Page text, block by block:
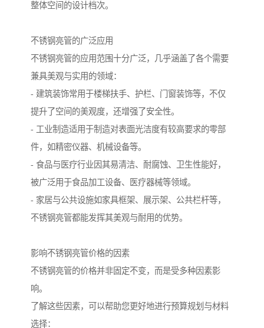
整体空间的设计档次。
不锈钢亮管的广泛应用
不锈钢亮管的应用范围十分广泛，几乎涵盖了各个需要
兼具美观与实用的领域：
- 建筑装饰常用于楼梯扶手、护栏、门窗装饰等，不仅
提升了空间的美观度，还增强了安全性。
- 工业制造适用于制造对表面光洁度有较高要求的零部
件，如精密仪器、机械设备等。
- 食品与医疗行业因其易清洁、耐腐蚀、卫生性能好，
被广泛用于食品加工设备、医疗器械等领域。
- 家居与公共设施如家具框架、展示架、公共栏杆等，
不锈钢亮管都能发挥其美观与耐用的优势。
影响不锈钢亮管价格的因素
不锈钢亮管的价格并非固定不变，而是受多种因素影
响。
了解这些因素，可以帮助您更好地进行预算规划与材料
选择：